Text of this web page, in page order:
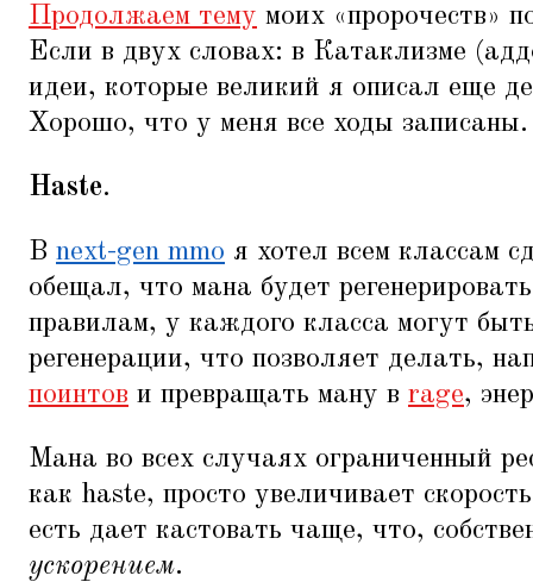
Продолжаем тему моих «пророчеств»
Если в двух словах: в Катаклизме
идеи, которые великий я описал еще
Хорошо, что у меня все ходы записаны.
Haste.
В next-gen mmo я хотел всем классам
обещал, что мана будет
правилам, у каждого класса могут
регенерации, что позволяет делать,
поинтов и превращать ману в rage,
Мана во всех случаях ограниченный
как haste, просто увеличивает
есть дает кастовать чаще, что,
ускорением.